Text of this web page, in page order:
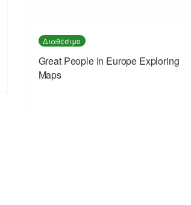
Διαθέσιμο
Great People In Europe Exploring
Maps